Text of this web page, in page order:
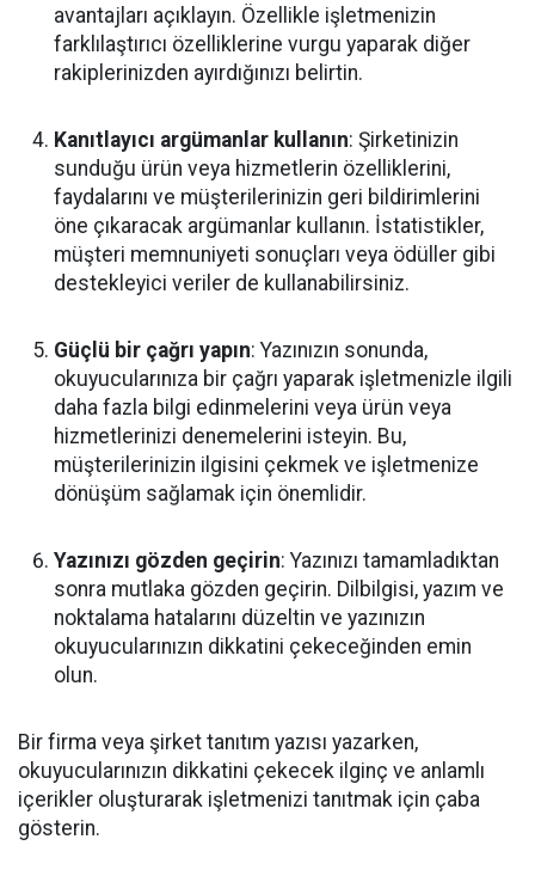
avantajları açıklayın. Özellikle işletmenizin
farklılaştırıcı özelliklerine vurgu yaparak diğer
rakiplerinizden ayırdığınızı belirtin.
Kanıtlayıcı argümanlar kullanın: Şirketinizin
sunduğu ürün veya hizmetlerin özelliklerini,
faydalarını ve müşterilerinizin geri bildirimlerini
öne çıkaracak argümanlar kullanın. İstatistikler,
müşteri memnuniyeti sonuçları veya ödüller gibi
destekleyici veriler de kullanabilirsiniz.
Güçlü bir çağrı yapın: Yazınızın sonunda,
okuyucularınıza bir çağrı yaparak işletmenizle ilgili
daha fazla bilgi edinmelerini veya ürün veya
hizmetlerinizi denemelerini isteyin. Bu,
müşterilerinizin ilgisini çekmek ve işletmenize
dönüşüm sağlamak için önemlidir.
Yazınızı gözden geçirin: Yazınızı tamamladıktan
sonra mutlaka gözden geçirin. Dilbilgisi, yazım ve
noktalama hatalarını düzeltin ve yazınızın
okuyucularınızın dikkatini çekeceğinden emin
olun.
Bir firma veya şirket tanıtım yazısı yazarken,
okuyucularınızın dikkatini çekecek ilginç ve anlamlı
içerikler oluşturarak işletmenizi tanıtmak için çaba
gösterin.